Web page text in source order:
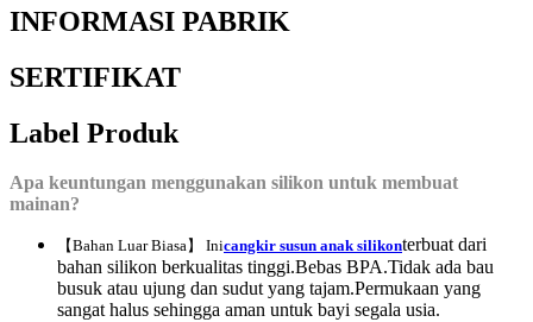
INFORMASI PABRIK
SERTIFIKAT
Label Produk
Apa keuntungan menggunakan silikon untuk membuat
mainan?
【Bahan Luar Biasa】 Inicangkir susun anak silikonterbuat dari
bahan silikon berkualitas tinggi.Bebas BPA.Tidak ada bau
busuk atau ujung dan sudut yang tajam.Permukaan yang
sangat halus sehingga aman untuk bayi segala usia.